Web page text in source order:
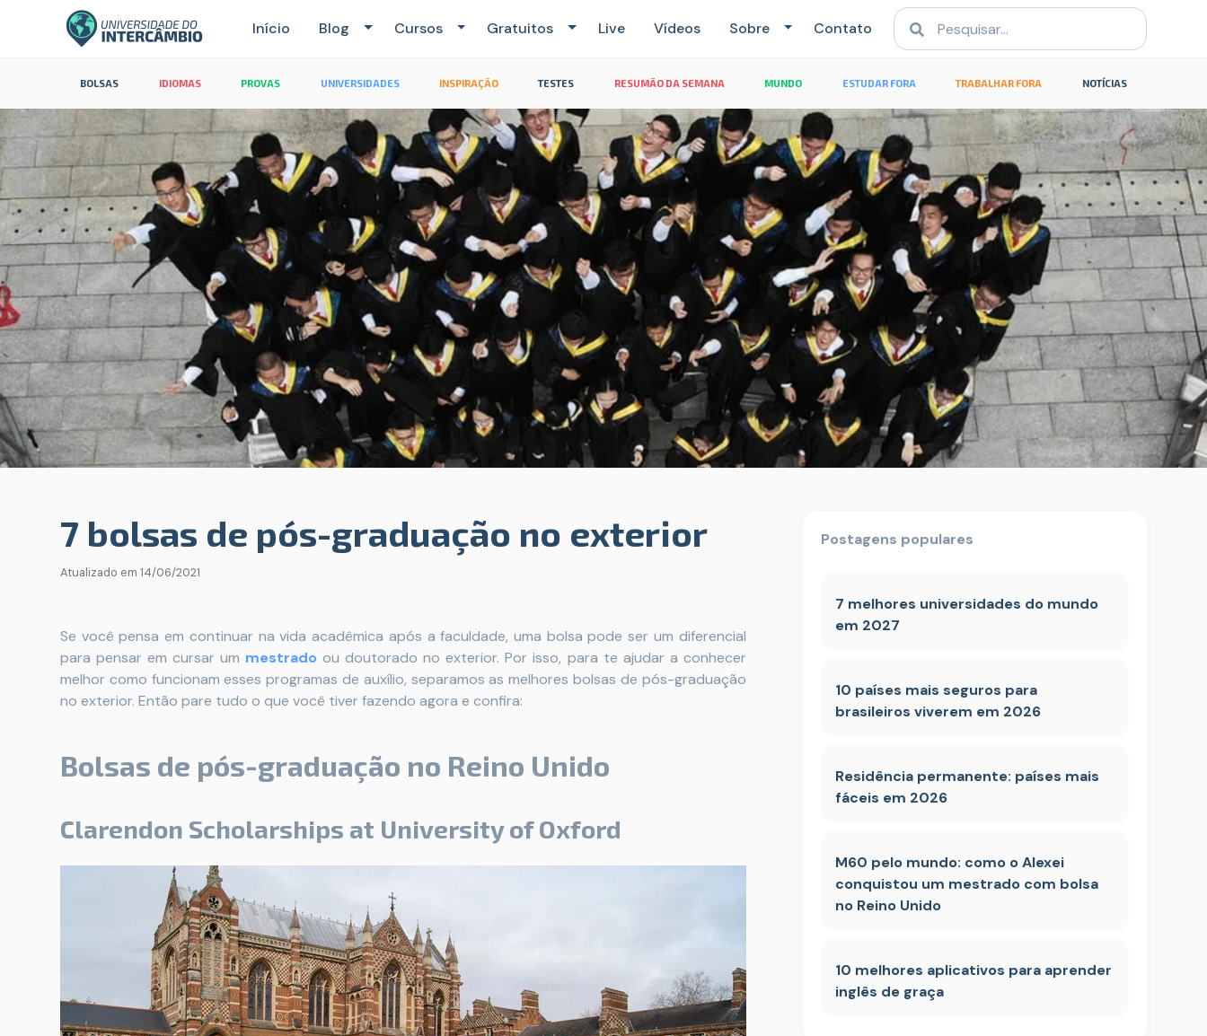
Início Blog Cursos Gratuitos Live Vídeos Sobre Contato
BOLSAS IDIOMAS PROVAS UNIVERSIDADES INSPIRAÇÃO TESTES RESUMÃO DA SEMANA MUNDO ESTUDAR FORA TRABALHAR FORA NOTÍCIAS
7 bolsas de pós-graduação no exterior
Atualizado em 14/06/2021
Se você pensa em continuar na vida acadêmica após a faculdade, uma bolsa pode ser um diferencial
para pensar em cursar um mestrado ou doutorado no exterior. Por isso, para te ajudar a conhecer
melhor como funcionam esses programas de auxílio, separamos as melhores bolsas de pós-graduação
no exterior. Então pare tudo o que você tiver fazendo agora e confira:
Bolsas de pós-graduação no Reino Unido
Clarendon Scholarships at University of Oxford
Postagens populares
7 melhores universidades do mundo
em 2027
10 países mais seguros para
brasileiros viverem em 2026
Residência permanente: países mais
fáceis em 2026
M60 pelo mundo: como o Alexei
conquistou um mestrado com bolsa
no Reino Unido
10 melhores aplicativos para aprender
inglês de graça